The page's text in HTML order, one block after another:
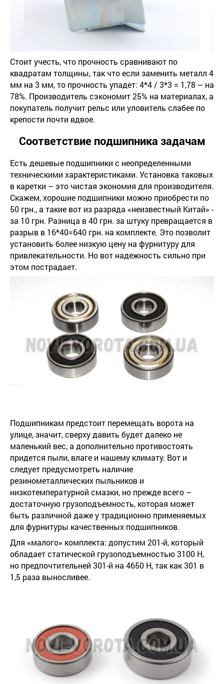
Стоит учесть, что прочность сравнивают по
квадратам толщины, так что если заменить металл 4
мм на 3 мм, то прочность упадет: 4*4 / 3*3 = 1,78 – на
78%. Производитель сэкономит 25% на материалах, а
покупатель получит рельс или уловитель слабее по
крепости почти вдвое.
Соответствие подшипника задачам
Есть дешевые подшипники с неопределенными
техническими характеристиками. Установка таковых
в каретки – это чистая экономия для производителя.
Скажем, хорошие подшипники можно приобрести по
50 грн., а такие вот из разряда «неизвестный Китай» -
за 10 грн. Разница в 40 грн. за штуку превращается в
разрыв в 16*40=640 грн. на комплекте. Это позволит
установить более низкую цену на фурнитуру для
привлекательности. Но вот надежность сильно при
этом пострадает.
Подшипникам предстоит перемещать ворота на
улице, значит, сверху давить будет далеко не
маленький вес, а дополнительно противостоять
придется пыли, влаге и нашему климату. Вот и
следует предусмотреть наличие
резинометаллических пыльников и
низкотемпературной смазки, но прежде всего –
достаточную грузоподъемность, которая может
быть различной даже у традиционно применяемых
для фурнитуры качественных подшипников.
Для «малого» комплекта: допустим 201-й, который
обладает статической грузоподъемностью 3100 Н,
но предпочтительней 301-й на 4650 Н, так как 301 в
1,5 раза выносливее.